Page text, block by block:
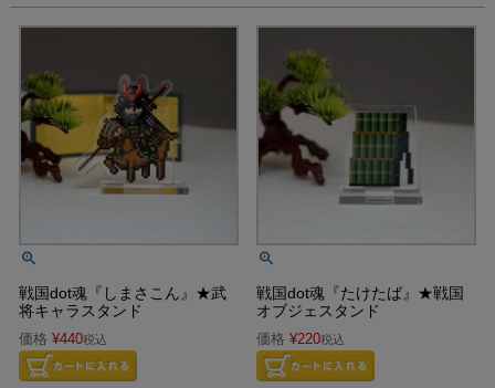
戦国dot魂『しまさこん』★武
将キャラスタンド
価格 ¥440税込
戦国dot魂『たけたば』★戦国
オブジェスタンド
価格 ¥220税込